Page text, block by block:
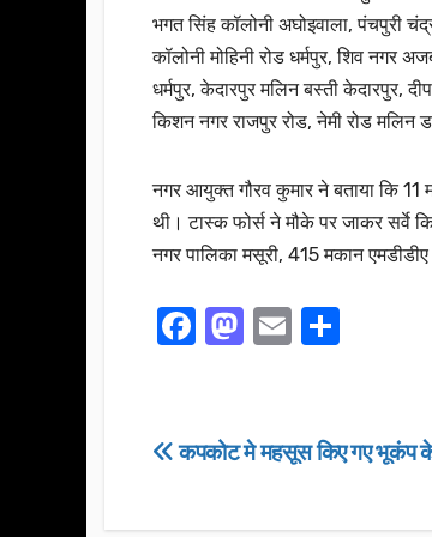
भगत सिंह कॉलोनी अघोइवाला, पंचपुरी
कॉलोनी मोहिनी रोड धर्मपुर, शिव नगर
धर्मपुर, केदारपुर मलिन बस्ती केदारपुर,
किशन नगर राजपुर रोड, नेमी रोड मलिन
नगर आयुक्त गौरव कुमार ने बताया कि 11
थी। टास्क फोर्स ने मौके पर जाकर सर्वे
नगर पालिका मसूरी, 415 मकान
F
e
M
o
E
e
Post
कपकोट मे महसूस किए गए भूकंप